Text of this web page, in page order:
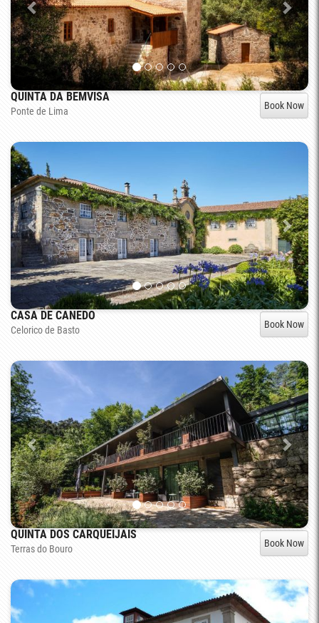
QUINTA DA BEMVISA
Ponte de Lima Book Now
CASA DE CANEDO
Celorico de Basto Book Now
QUINTA DOS CARQUEIJAIS
Terras do Bouro Book Now